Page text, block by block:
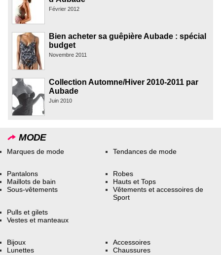
Février 2012
Bien acheter sa guêpière Aubade : spécial
budget
Novembre 2011
Collection Automne/Hiver 2010-2011 par
Aubade
Juin 2010
MODE
Marques de mode Tendances de mode
Pantalons
Maillots de bain
Sous-vêtements
Robes
Hauts et Tops
Vêtements et accessoires de
Sport
Pulls et gilets
Vestes et manteaux
Bijoux
Lunettes
Accessoires
Chaussures